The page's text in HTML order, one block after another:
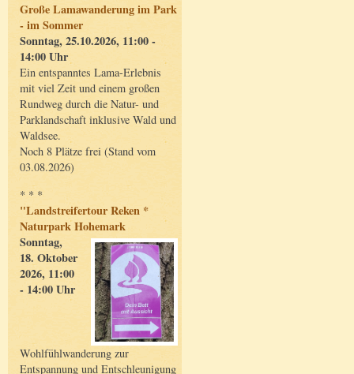
Große Lamawanderung im Park
- im Sommer
Sonntag, 25.10.2026, 11:00 -
14:00 Uhr
Ein entspanntes Lama-Erlebnis
mit viel Zeit und einem großen
Rundweg durch die Natur- und
Parklandschaft inklusive Wald und
Waldsee.
Noch 8 Plätze frei (Stand vom
03.08.2026)
* * *
"Landstreifertour Reken *
Naturpark Hohemark
Sonntag,
18. Oktober
2026, 11:00
- 14:00 Uhr
Wohlfühlwanderung zur
Entspannung und Entschleunigung